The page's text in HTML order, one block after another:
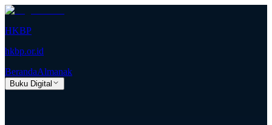
HKBP
hkbp.or.id
BerandaAlmanak
Buku Digital